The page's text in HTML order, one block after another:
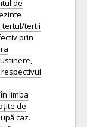
de
tertul/tertii
prin
limba
de
caz.